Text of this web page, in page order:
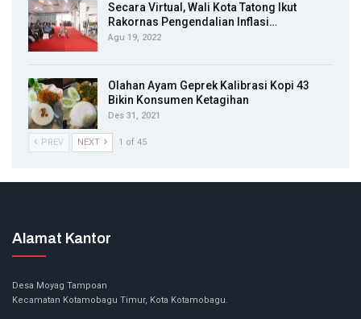
Secara Virtual, Wali Kota Tatong Ikut
Rakornas Pengendalian Inflasi…
Agu 19, 2022
Olahan Ayam Geprek Kalibrasi Kopi 43
Bikin Konsumen Ketagihan
Des 31, 2021
PREV NEXT 1 of 45
Alamat Kantor
Desa Moyag Tampoan
Kecamatan Kotamobagu Timur, Kota Kotamobagu.